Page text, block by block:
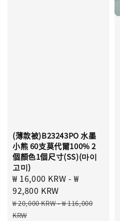
(薄款被)B23243PO 水墨
小熊 60支莫代爾100% 2
個顏色1個尺寸(SS)(마이
고미)
Sale
price
₩ 16,000 KRW -₩
92,800 KRW
Regular
price
₩ 20,000 KRW-₩ 116,000
KRW